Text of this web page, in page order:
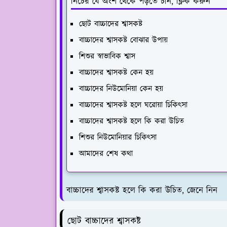
ছোট বাচ্চাদের শ্বাসকষ্ট
বাচ্চাদের শ্বাসকষ্ট বোঝার উপায়
শিশুর স্বাভাবিক শ্বাস
বাচ্চাদের শ্বাসকষ্ট কেন হয়
বাচ্চাদের নিউমোনিয়া কেন হয়
বাচ্চাদের শ্বাসকষ্ট হলে ঘরোয়া চিকিৎসা
বাচ্চাদের শ্বাসকষ্ট হলে কি করা উচিত
শিশুর নিউমোনিয়ার চিকিৎসা
আমাদের শেষ কথা
বাচ্চাদের শ্বাসকষ্ট হলে কি করা উচিত, জেনে নিন
ছোট বাচ্চাদের শ্বাসকষ্ট